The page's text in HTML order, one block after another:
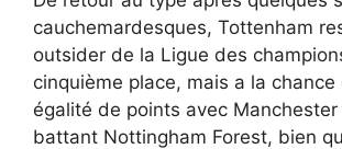
cauchemardesques, Tottenham
outsider de la Ligue des
cinquième place, mais a la chance
égalité de points avec Manchester
battant Nottingham Forest, bien